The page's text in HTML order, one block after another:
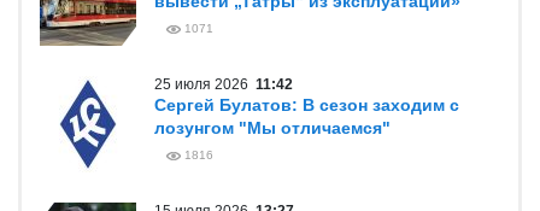
1071
25 июля 2026 11:42
Сергей Булатов: В сезон заходим с
лозунгом "Мы отличаемся"
1816